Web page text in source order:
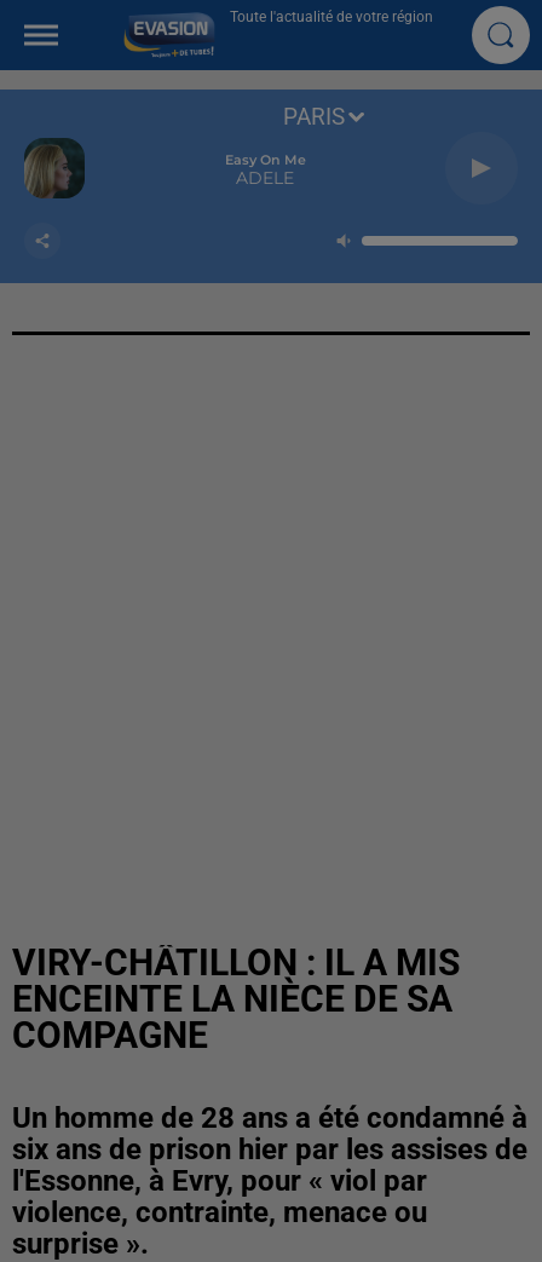
Toute l'actualité de votre région
Easy On Me
ADELE
PARIS
VIRY-CHÂTILLON : IL A MIS
ENCEINTE LA NIÈCE DE SA
COMPAGNE
Un homme de 28 ans a été condamné à
six ans de prison hier par les assises de
l'Essonne, à Evry, pour « viol par
violence, contrainte, menace ou
surprise ».